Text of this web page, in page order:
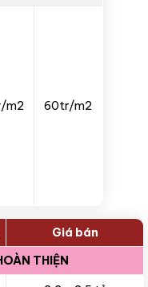
m2 60tr/m2
Giá bán
THIỆN